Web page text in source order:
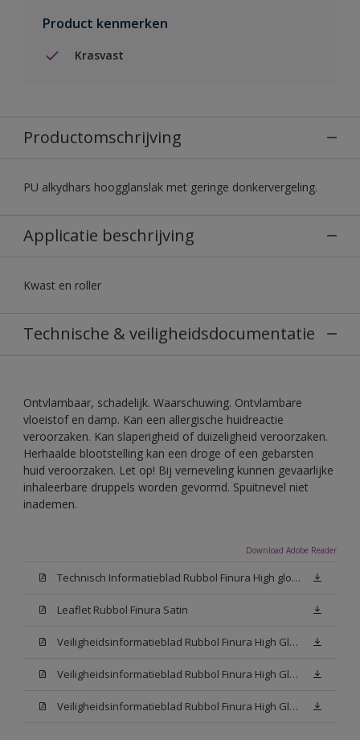
Product kenmerken
Krasvast
Productomschrijving
PU alkydhars hoogglanslak met geringe donkervergeling.
Applicatie beschrijving
Kwast en roller
Technische & veiligheidsdocumentatie
Ontvlambaar, schadelijk. Waarschuwing. Ontvlambare
vloeistof en damp. Kan een allergische huidreactie
veroorzaken. Kan slaperigheid of duizeligheid veroorzaken.
Herhaalde blootstelling kan een droge of een gebarsten
huid veroorzaken. Let op! Bij verneveling kunnen gevaarlijke
inhaleerbare druppels worden gevormd. Spuitnevel niet
inademen.
Download Adobe Reader
Technisch Informatieblad Rubbol Finura High gloss (PDF)
Leaflet Rubbol Finura Satin
Veiligheidsinformatieblad Rubbol Finura High Gloss W05 (MSDS)
Veiligheidsinformatieblad Rubbol Finura High Gloss White (MSDS)
Veiligheidsinformatieblad Rubbol Finura High Gloss N00 (MSDS)